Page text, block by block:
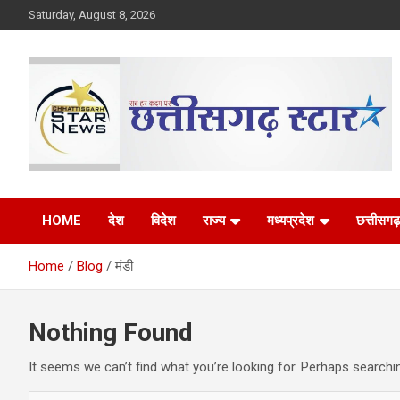
to
Saturday, August 8, 2026
Chhattisgarh Star
HOME देश विदेश राज्य मध्यप्रदेश छत्तीसगढ़
Home Blog मंडी
Nothing Found
It seems we can’t find what you’re looking for. Perhaps